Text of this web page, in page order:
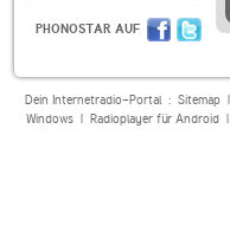
PHONOSTAR AUF
Dein Internetradio-Portal : Sitemap|
Windows| Radioplayer für Android|